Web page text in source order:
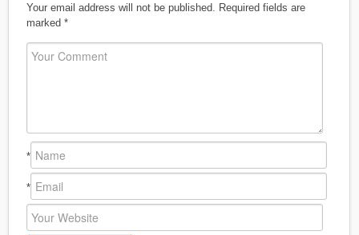
Your email address will not be published.
Required fields are
marked *
*
*